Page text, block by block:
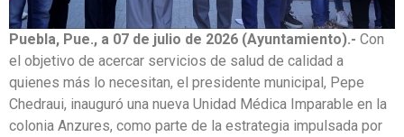
Puebla, Pue., a 07 de julio de 2026 (Ayuntamiento).- Con
el objetivo de acercar servicios de salud de calidad a
quienes más lo necesitan, el presidente municipal, Pepe
Chedraui, inauguró una nueva Unidad Médica Imparable en la
colonia Anzures, como parte de la estrategia impulsada por